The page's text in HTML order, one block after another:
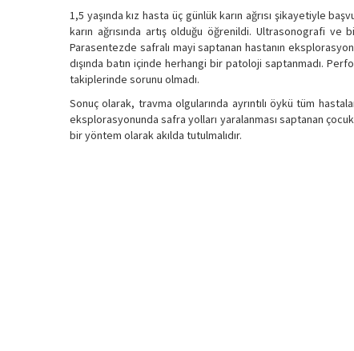
1,5 yaşında kız hasta üç günlük karın ağrısı şikayetiyle
karın ağrısında artış olduğu öğrenildi. Ultrasonografi ve
Parasentezde safralı mayi saptanan hastanın
dışında batın içinde herhangi bir patoloji saptanmadı.
takiplerinde sorunu olmadı.
Sonuç olarak, travma olgularında ayrıntılı öykü tüm
eksplorasyonunda safra yolları yaralanması saptanan
bir yöntem olarak akılda tutulmalıdır.